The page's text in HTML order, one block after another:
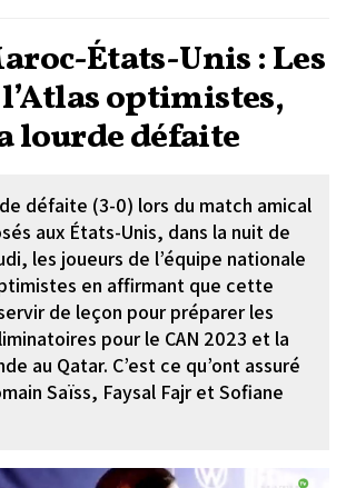
États-Unis : Les
optimistes,
lourde défaite
défaite (3-0) lors du match amical
aux États-Unis, dans la nuit de
les joueurs de l’équipe nationale
en affirmant que cette
de leçon pour préparer les
pour le CAN 2023 et la
au Qatar. C’est ce qu’ont assuré
Saïss, Faysal Fajr et Sofiane